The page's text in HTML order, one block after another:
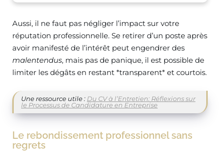
Aussi, il ne faut pas négliger l’impact sur votre
réputation professionnelle. Se retirer d’un poste après
avoir manifesté de l’intérêt peut engendrer des
malentendus, mais pas de panique, il est possible de
limiter les dégâts en restant *transparent* et courtois.
Une ressource utile : Du CV à l’Entretien: Réflexions sur
le Processus de Candidature en Entreprise
Le rebondissement professionnel sans
regrets